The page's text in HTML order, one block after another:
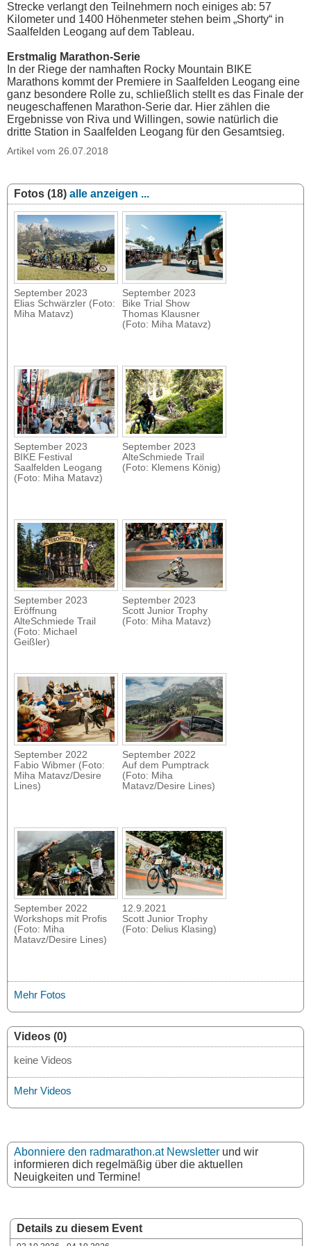
Details zu diesem Event
Strecke verlangt den Teilnehmern noch einiges ab: 57
Kilometer und 1400 Höhenmeter stehen beim „Shorty“ in
Saalfelden Leogang auf dem Tableau.
Erstmalig Marathon-Serie
In der Riege der namhaften Rocky Mountain BIKE
Marathons kommt der Premiere in Saalfelden Leogang eine
ganz besondere Rolle zu, schließlich stellt es das Finale der
neugeschaffenen Marathon-Serie dar. Hier zählen die
Ergebnisse von Riva und Willingen, sowie natürlich die
dritte Station in Saalfelden Leogang für den Gesamtsieg.
Artikel vom 26.07.2018
Fotos (18) alle anzeigen ...
September 2023
Elias Schwärzler (Foto:
Miha Matavz)
September 2023
Bike Trial Show
Thomas Klausner
(Foto: Miha Matavz)
September 2023
BIKE Festival
Saalfelden Leogang
(Foto: Miha Matavz)
September 2023
AlteSchmiede Trail
(Foto: Klemens König)
September 2023
Eröffnung
AlteSchmiede Trail
(Foto: Michael
Geißler)
September 2023
Scott Junior Trophy
(Foto: Miha Matavz)
September 2022
Fabio Wibmer (Foto:
Miha Matavz/Desire
Lines)
September 2022
Auf dem Pumptrack
(Foto: Miha
Matavz/Desire Lines)
September 2022
Workshops mit Profis
(Foto: Miha
Matavz/Desire Lines)
12.9.2021
Scott Junior Trophy
(Foto: Delius Klasing)
Mehr Fotos
Videos (0)
keine Videos
Mehr Videos
Abonniere den radmarathon.at Newsletter und wir
informieren dich regelmäßig über die aktuellen
Neuigkeiten und Termine!